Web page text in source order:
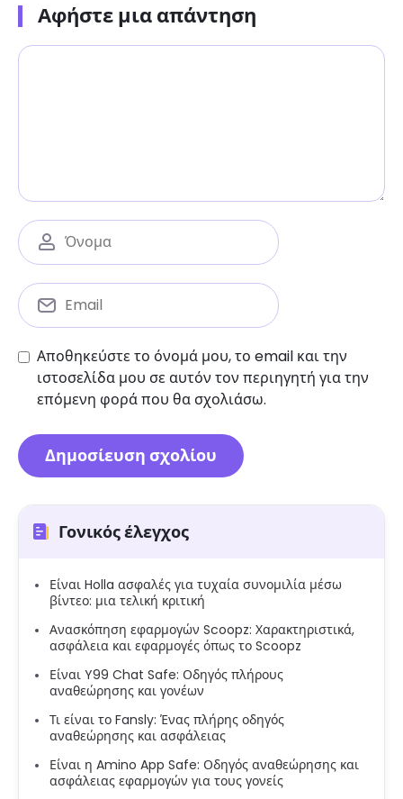
Αφήστε μια απάντηση
Αποθηκεύστε το όνομά μου, το email και την
ιστοσελίδα μου σε αυτόν τον περιηγητή για την
επόμενη φορά που θα σχολιάσω.
Γονικός έλεγχος
Είναι Holla ασφαλές για τυχαία συνομιλία μέσω
βίντεο: μια τελική κριτική
Ανασκόπηση εφαρμογών Scoopz: Χαρακτηριστικά,
ασφάλεια και εφαρμογές όπως το Scoopz
Είναι Y99 Chat Safe: Οδηγός πλήρους
αναθεώρησης και γονέων
Τι είναι το Fansly: Ένας πλήρης οδηγός
αναθεώρησης και ασφάλειας
Είναι η Amino App Safe: Οδηγός αναθεώρησης και
ασφάλειας εφαρμογών για τους γονείς